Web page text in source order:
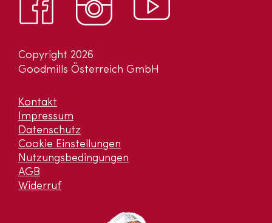
Copyright 2026
Goodmills Österreich GmbH
Kontakt
Impressum
Datenschutz
Cookie Einstellungen
Nutzungsbedingungen
AGB
Widerruf